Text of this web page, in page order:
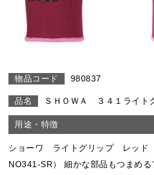
980837
ＳＨＯＷＡ ３４１ライ
ショーワ ライトグリップ レッド
NO341-SR） 細かな部品もつまめ